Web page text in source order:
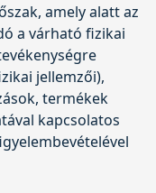
amely alatt az
a várható fizikai
jellemzői),
termékek
kapcsolatos